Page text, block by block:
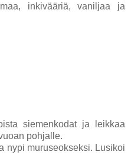
inkivääriä, vaniljaa ja
siemenkodat ja leikkaa
pohjalle.
nypi muruseokseksi. Lusikoi